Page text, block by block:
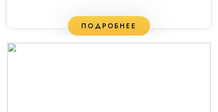
ПОДРОБНЕЕ